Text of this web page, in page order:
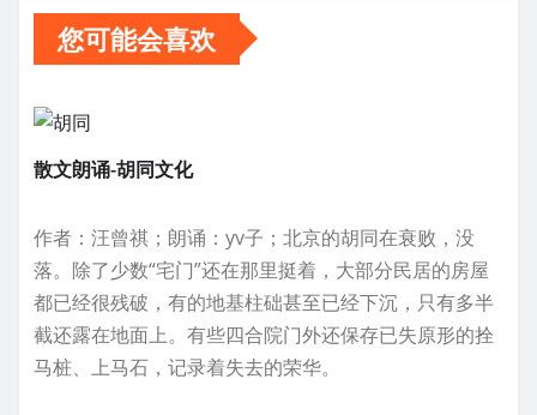
您可能会喜欢
散文朗诵-胡同文化
作者：汪曾祺；朗诵：yv子；北京的胡同在衰败，没
落。除了少数“宅门”还在那里挺着，大部分民居的房屋
都已经很残破，有的地基柱础甚至已经下沉，只有多半
截还露在地面上。有些四合院门外还保存已失原形的拴
马桩、上马石，记录着失去的荣华。